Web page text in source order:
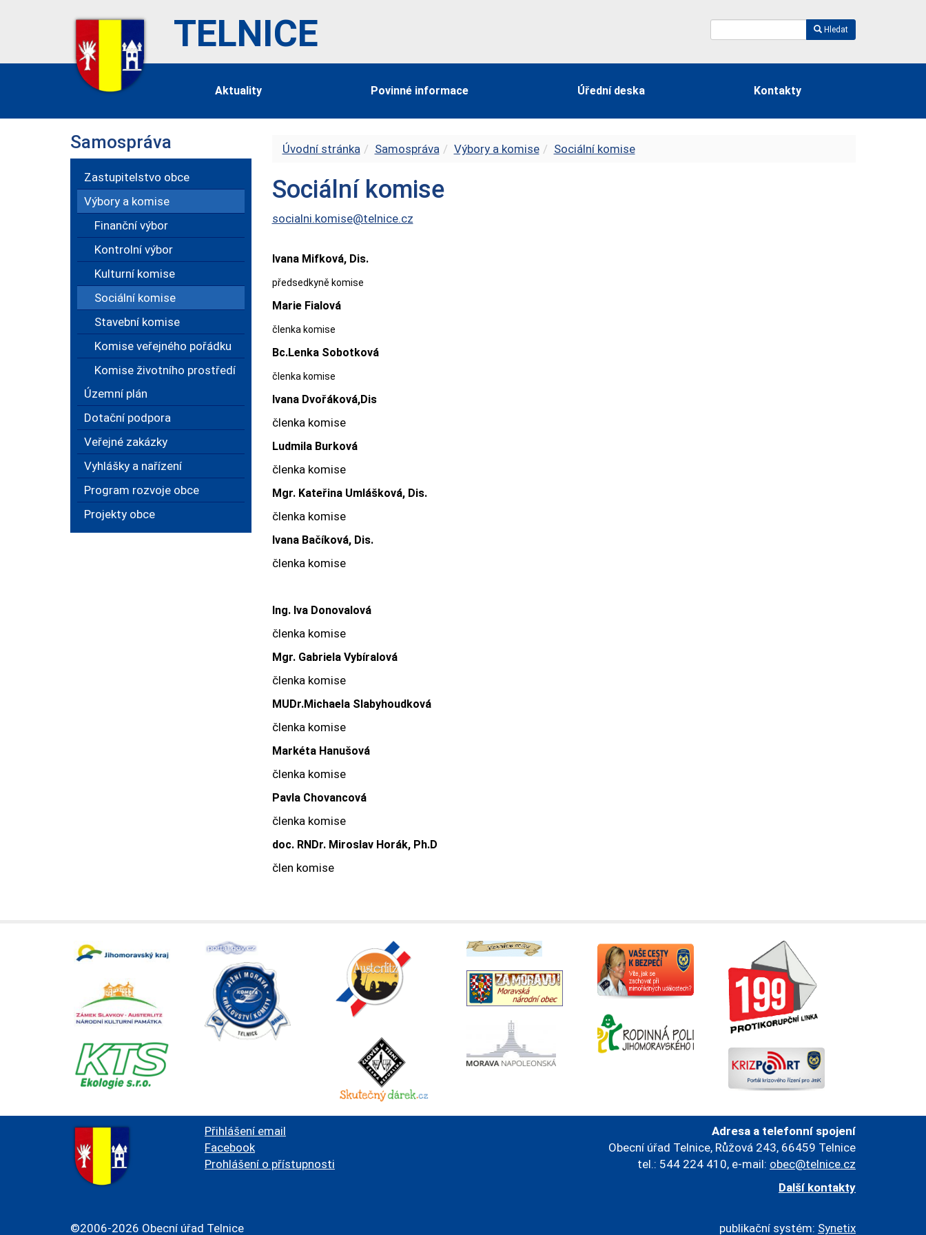
TELNICE Hledat
Aktuality Povinné informace Úřední deska Kontakty
Samospráva
Zastupitelstvo obce
Výbory a komise
Finanční výbor
Kontrolní výbor
Kulturní komise
Sociální komise
Stavební komise
Komise veřejného pořádku
Komise životního prostředí
Územní plán
Dotační podpora
Veřejné zakázky
Vyhlášky a nařízení
Program rozvoje obce
Projekty obce
Úvodní stránka Samospráva Výbory a komise Sociální komise
Sociální komise
socialni.komise@telnice.cz
Ivana Mifková, Dis.
předsedkyně komise
Marie Fialová
členka komise
Bc.Lenka Sobotková
členka komise
Ivana Dvořáková,Dis
členka komise
Ludmila Burková
členka komise
Mgr. Kateřina Umlášková, Dis.
členka komise
Ivana Bačíková, Dis.
členka komise
Ing. Iva Donovalová
členka komise
Mgr. Gabriela Vybíralová
členka komise
MUDr.Michaela Slabyhoudková
členka komise
Markéta Hanušová
členka komise
Pavla Chovancová
členka komise
doc. RNDr. Miroslav Horák, Ph.D
člen komise
Přihlášení email
Facebook
Prohlášení o přístupnosti
Adresa a telefonní spojení
Obecní úřad Telnice, Růžová 243, 66459 Telnice
tel.: 544 224 410, e-mail: obec@telnice.cz
Další kontakty
publikační systém: Synetix
©2006-2026 Obecní úřad Telnice